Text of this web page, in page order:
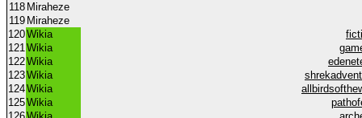
118 Miraheze
119 Miraheze
120Wikia
121Wikia
122Wikia
123Wikia
124Wikia
125Wikia